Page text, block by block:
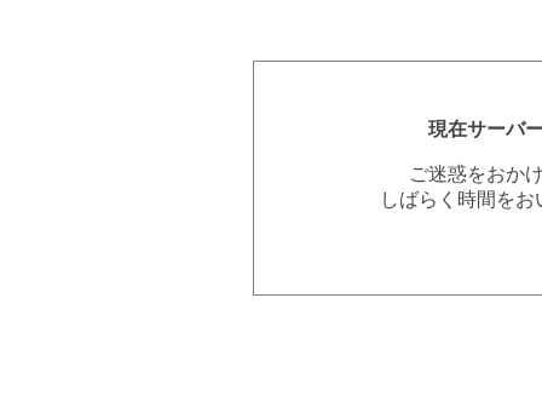
現在サーバ
ご迷惑をおか
しばらく時間を